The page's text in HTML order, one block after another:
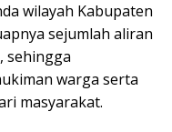
wilayah Kabupaten
sejumlah aliran
sehingga
warga serta
masyarakat.